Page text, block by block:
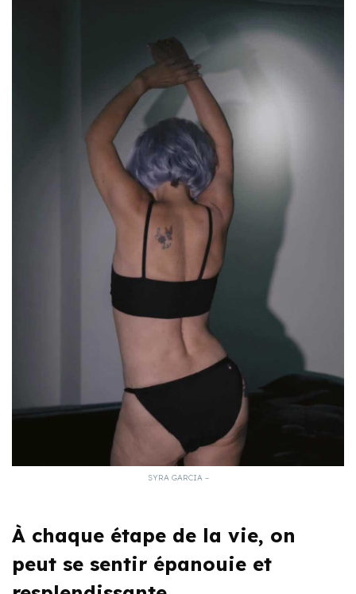
SYRA GARCIA –
À chaque étape de la vie, on
peut se sentir épanouie et